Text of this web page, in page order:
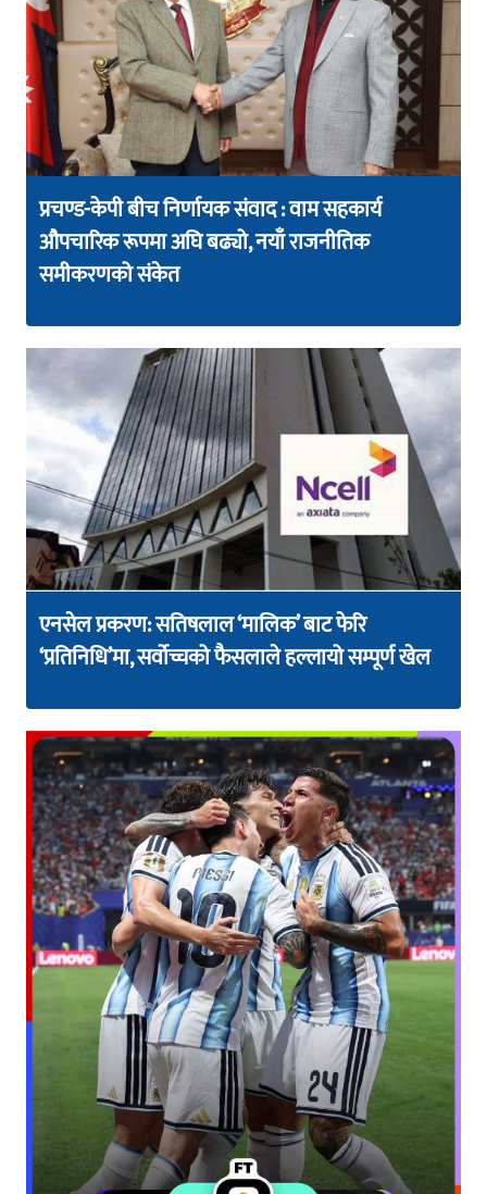
प्रचण्ड-केपी बीच निर्णायक संवाद : वाम सहकार्य
औपचारिक रूपमा अघि बढ्यो, नयाँ राजनीतिक
समीकरणको संकेत
एनसेल प्रकरण: सतिषलाल ‘मालिक’ बाट फेरि
‘प्रतिनिधि’मा, सर्वोच्चको फैसलाले हल्लायो सम्पूर्ण खेल